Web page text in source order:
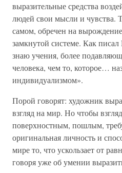
выразительные средства
людей свои мысли и чувства.
самом, обречен на
замкнутой системе. Как
знаю учения, более
человека, чем то, которое…
индивидуализмом».
Порой говорят: художник
взгляд на мир. Но чтобы
поверхностным, пошлым,
оригинальная личность и
мире то, что ускользает от
говоря уже об умении